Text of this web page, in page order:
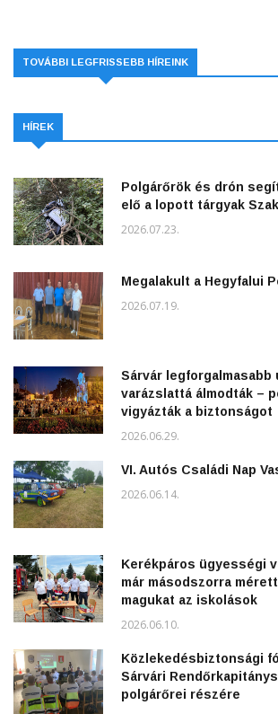
TOVÁBBI LEGFRISSEBB HÍREINK
HÍREK
Polgárőrök és drón
elő a lopott tárgyak
2026.07.23.
Megalakult a Hegyfalui
2026.07.19.
Sárvár legforgalmasabb
varázslattá álmodták –
vigyázták a biztonságot
2026.06.29.
VI. Autós Családi Nap
2026.06.14.
Kerékpáros ügyességi
már másodszorra
magukat az iskolások
2026.06.10.
Közlekedésbiztonsági
Sárvári
polgárőrei részére